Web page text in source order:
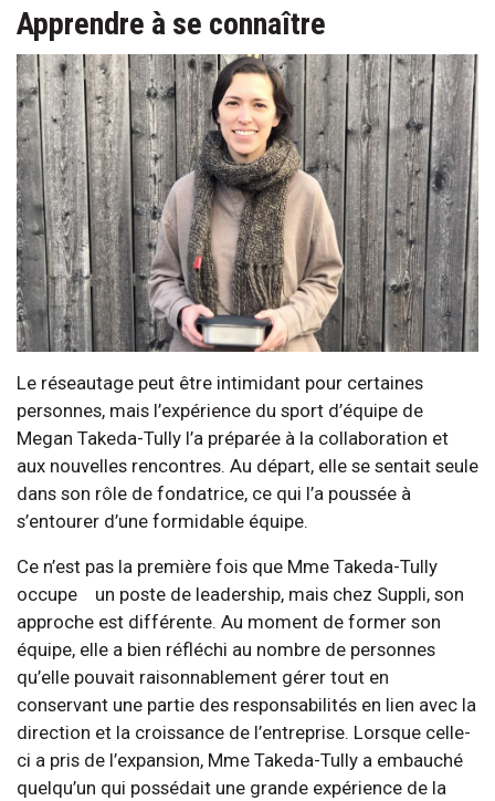
Apprendre à se connaître
Le réseautage peut être intimidant pour certaines
personnes, mais l’expérience du sport d’équipe de
Megan Takeda-Tully l’a préparée à la collaboration et
aux nouvelles rencontres. Au départ, elle se sentait seule
dans son rôle de fondatrice, ce qui l’a poussée à
s’entourer d’une formidable équipe.
Ce n’est pas la première fois que Mme Takeda-Tully
occupe un poste de leadership, mais chez Suppli, son
approche est différente. Au moment de former son
équipe, elle a bien réfléchi au nombre de personnes
qu’elle pouvait raisonnablement gérer tout en
conservant une partie des responsabilités en lien avec la
direction et la croissance de l’entreprise. Lorsque celle-
ci a pris de l’expansion, Mme Takeda-Tully a embauché
quelqu’un qui possédait une grande expérience de la